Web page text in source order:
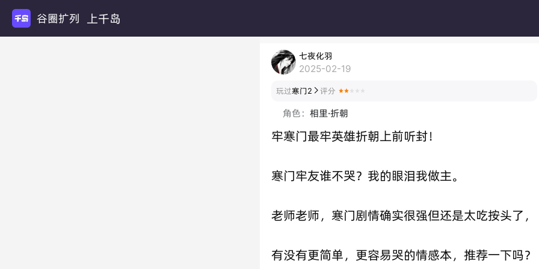
谷圈扩列 上千岛
七夜化羽
2025-02-19
玩过寒门2 评分
角色：相里·折朝
牢寒门最牢英雄折朝上前听封！
寒门牢友谁不哭？我的眼泪我做主。
老师老师，寒门剧情确实很强但还是太吃按头了，
有没有更简单，更容易哭的情感本，推荐一下吗？